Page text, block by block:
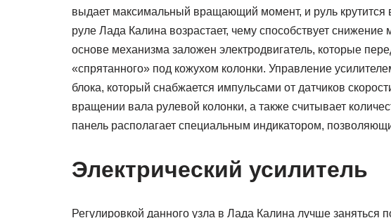
выдает максимальный вращающий момент, и руль крутится
руле Лада Калина возрастает, чему способствует
основе механизма заложен электродвигатель, которые
«спрятанного» под кожухом колонки. Управление
блока, который снабжается импульсами от датчиков
вращении вала рулевой колонки, а также считывает
панель располагает специальным индикатором,
Электрический усилитель
Регулировкой данного узла в Лада Калина лучше заняться